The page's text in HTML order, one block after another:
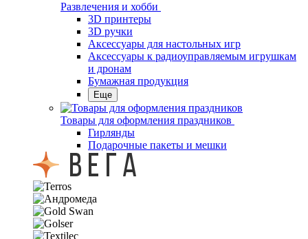
Развлечения и хобби
3D принтеры
3D ручки
Аксессуары для настольных игр
Аксессуары к радиоуправляемым игрушкам
и дронам
Бумажная продукция
Еще
Товары для оформления праздников
Гирлянды
Подарочные пакеты и мешки